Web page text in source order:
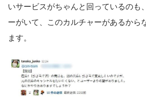
いサービスがちゃんと回っているのも
ーがいて、このカルチャーがあるから
ます。